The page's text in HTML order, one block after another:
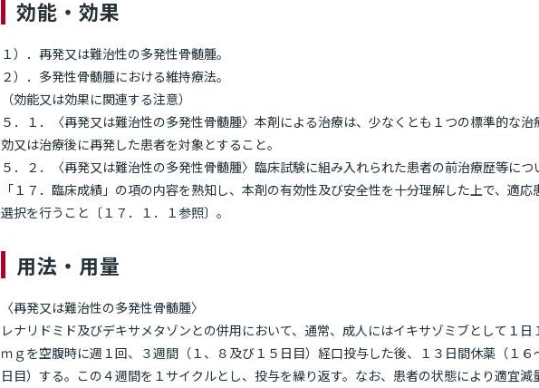
効能・効果
１）．再発又は難治性の多発性骨髄腫。
２）．多発性骨髄腫における維持療法。
（効能又は効果に関連する注意）
５．１．〈再発又は難治性の多発性骨髄腫〉本剤による治療は、少なくとも１つの標準的な治
効又は治療後に再発した患者を対象とすること。
５．２．〈再発又は難治性の多発性骨髄腫〉臨床試験に組み入れられた患者の前治療歴等につ
「１７．臨床成績」の項の内容を熟知し、本剤の有効性及び安全性を十分理解した上で、適応
選択を行うこと〔１７．１．１参照〕。
用法・用量
〈再発又は難治性の多発性骨髄腫〉
レナリドミド及びデキサメタゾンとの併用において、通常、成人にはイキサゾミブとして１日
ｍｇを空腹時に週１回、３週間（１、８及び１５日目）経口投与した後、１３日間休薬（１６
日目）する。この４週間を１サイクルとし、投与を繰り返す。なお、患者の状態により適宜減